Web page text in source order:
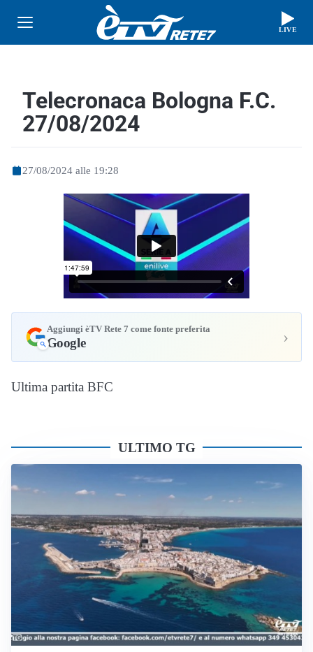
LIVE
Telecronaca Bologna F.C.
27/08/2024
27/08/2024 alle 19:28
Aggiungi èTV Rete 7 come fonte preferita
Google ›
Ultima partita BFC
ULTIMO TG